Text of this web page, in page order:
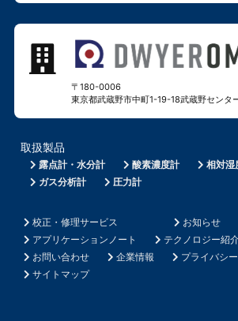
〒180-0006
東京都武蔵野市中町1-19-18武蔵野センタ
取扱製品
露点計・水分計 酸素濃度計
相対湿
ガス分析計
圧力計
校正・修理サービス
お知らせ
アプリケーションノート
テクノロジー紹
お問い合わせ
企業情報
プライバシ
サイトマップ